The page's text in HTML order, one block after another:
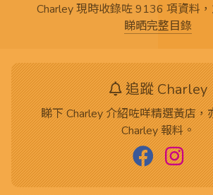
Charley 現時收錄咗 9136 項資料
睇晒完整目錄
追蹤 Charley
睇下 Charley 介紹咗咩精選黃店，
Charley 報料。